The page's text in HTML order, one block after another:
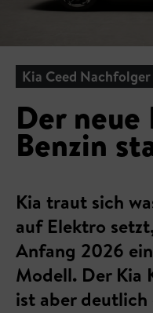
Kia Ceed Nachfolger
Der
Benzin
Kia traut sich
auf Elektro
Anfang 2026
Modell. Der Kia
ist aber deutlich